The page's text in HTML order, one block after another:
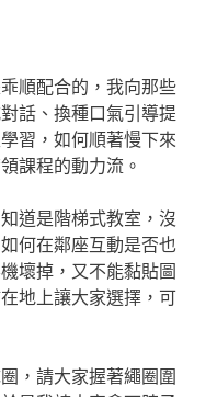
順配合的，我向那些
話、換種口氣引導提
習，如何順著慢下來
課程的動力流。
道是階梯式教室，沒
何在鄰座互動是否也
壞掉，又不能黏貼圖
地上讓大家選擇，可
，請大家握著繩圈圍